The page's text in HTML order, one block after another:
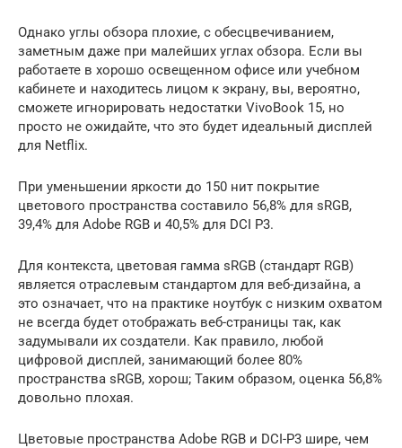
Однако углы обзора плохие, с обесцвечиванием,
заметным даже при малейших углах обзора. Если вы
работаете в хорошо освещенном офисе или учебном
кабинете и находитесь лицом к экрану, вы, вероятно,
сможете игнорировать недостатки VivoBook 15, но
просто не ожидайте, что это будет идеальный дисплей
для Netflix.
При уменьшении яркости до 150 нит покрытие
цветового пространства составило 56,8% для sRGB,
39,4% для Adobe RGB и 40,5% для DCI P3.
Для контекста, цветовая гамма sRGB (стандарт RGB)
является отраслевым стандартом для веб-дизайна, а
это означает, что на практике ноутбук с низким охватом
не всегда будет отображать веб-страницы так, как
задумывали их создатели. Как правило, любой
цифровой дисплей, занимающий более 80%
пространства sRGB, хорош; Таким образом, оценка 56,8%
довольно плохая.
Цветовые пространства Adobe RGB и DCI-P3 шире, чем